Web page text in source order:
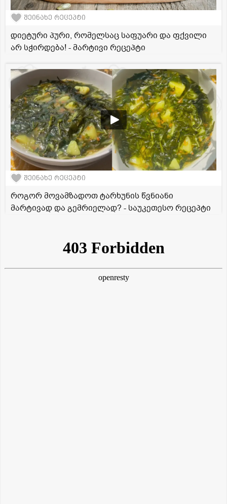
შეინახე რეცეპტი
დიეტური პური, რომელსაც საფუარი და ფქვილი
არ სჭირდება! - მარტივი რეცეპტი
შეინახე რეცეპტი
როგორ მოვამზადოთ ტარხუნის წვნიანი
მარტივად და გემრიელად? - საუკეთესო რეცეპტი